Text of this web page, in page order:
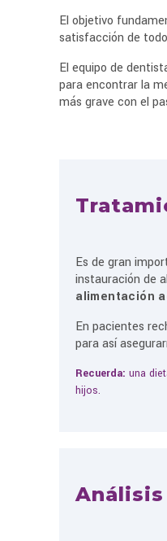
El objetivo
satisfacción de
El equipo de
para encontrar la
más grave con el
Es de gran
instauración de
alimentación
En pacientes
para así
Recuerda:una
hijos.